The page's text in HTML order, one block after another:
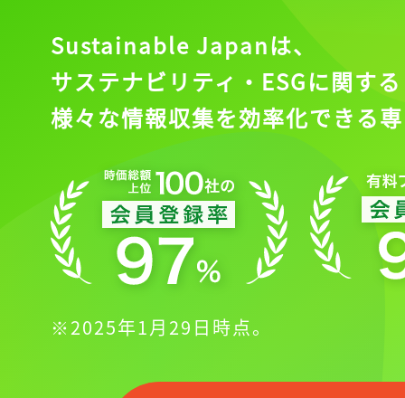
Sustainable Japanは、
サステナビリティ・ESGに関する
様々な情報収集を効率化できる
※2025年1月29日時点。